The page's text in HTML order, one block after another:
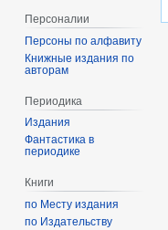
Персоналии
Персоны по алфавиту
Книжные издания по
авторам
Периодика
Издания
Фантастика в
периодике
Книги
по Месту издания
по Издательству